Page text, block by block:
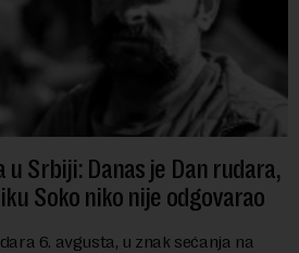
Srbiji: Danas je Dan rudara,
Soko niko nije odgovarao
6. avgusta, u znak sećanja na